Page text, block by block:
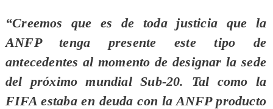
“Creemos que es de toda justicia que la
ANFP tenga presente este tipo de
antecedentes al momento de designar la sede
del próximo mundial Sub-20. Tal como la
FIFA estaba en deuda con la ANFP producto